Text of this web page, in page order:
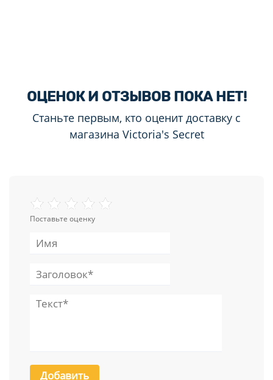
ОЦЕНОК И ОТЗЫВОВ ПОКА НЕТ!
Станьте первым, кто оценит доставку с
магазина Victoria's Secret
Поставьте оценку